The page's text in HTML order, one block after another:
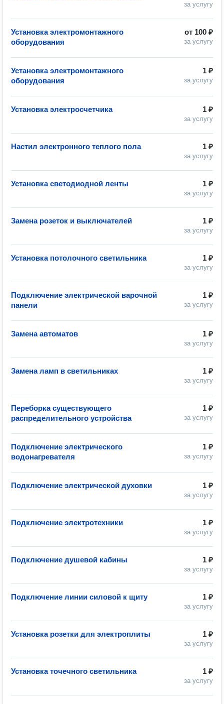
за услугу
от 100 ₽
за услугу
Установка электромонтажного
оборудования
1 ₽
за услугу
Установка электромонтажного
оборудования
1 ₽
за услугу
Установка электросчетчика
1 ₽
за услугу
Настил электронного теплого пола
1 ₽
за услугу
Установка светодиодной ленты
1 ₽
за услугу
Замена розеток и выключателей
1 ₽
за услугу
Установка потолочного светильника
1 ₽
за услугу
Подключение электрической варочной
панели
1 ₽
за услугу
Замена автоматов
1 ₽
за услугу
Замена ламп в светильниках
1 ₽
за услугу
Переборка существующего
распределительного устройства
1 ₽
за услугу
Подключение электрического
водонагревателя
1 ₽
за услугу
Подключение электрической духовки
1 ₽
за услугу
Подключение электротехники
1 ₽
за услугу
Подключение душевой кабины
1 ₽
за услугу
Подключение линии силовой к щиту
1 ₽
за услугу
Установка розетки для электроплиты
1 ₽
за услугу
Установка точечного светильника